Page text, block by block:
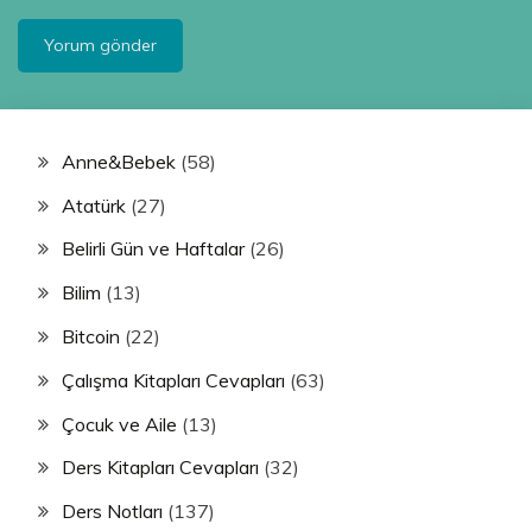
Anne&Bebek (58)
Atatürk (27)
Belirli Gün ve Haftalar(26)
Bilim (13)
Bitcoin (22)
Çalışma Kitapları Cevapları (63)
Çocuk ve Aile (13)
Ders Kitapları Cevapları (32)
Ders Notları (137)